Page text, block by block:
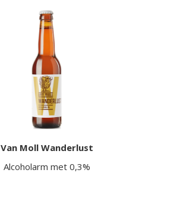
Van Moll Wanderlust
Alcoholarm met 0,3%